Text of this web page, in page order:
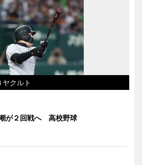
クルト
が２回戦へ 高校野球